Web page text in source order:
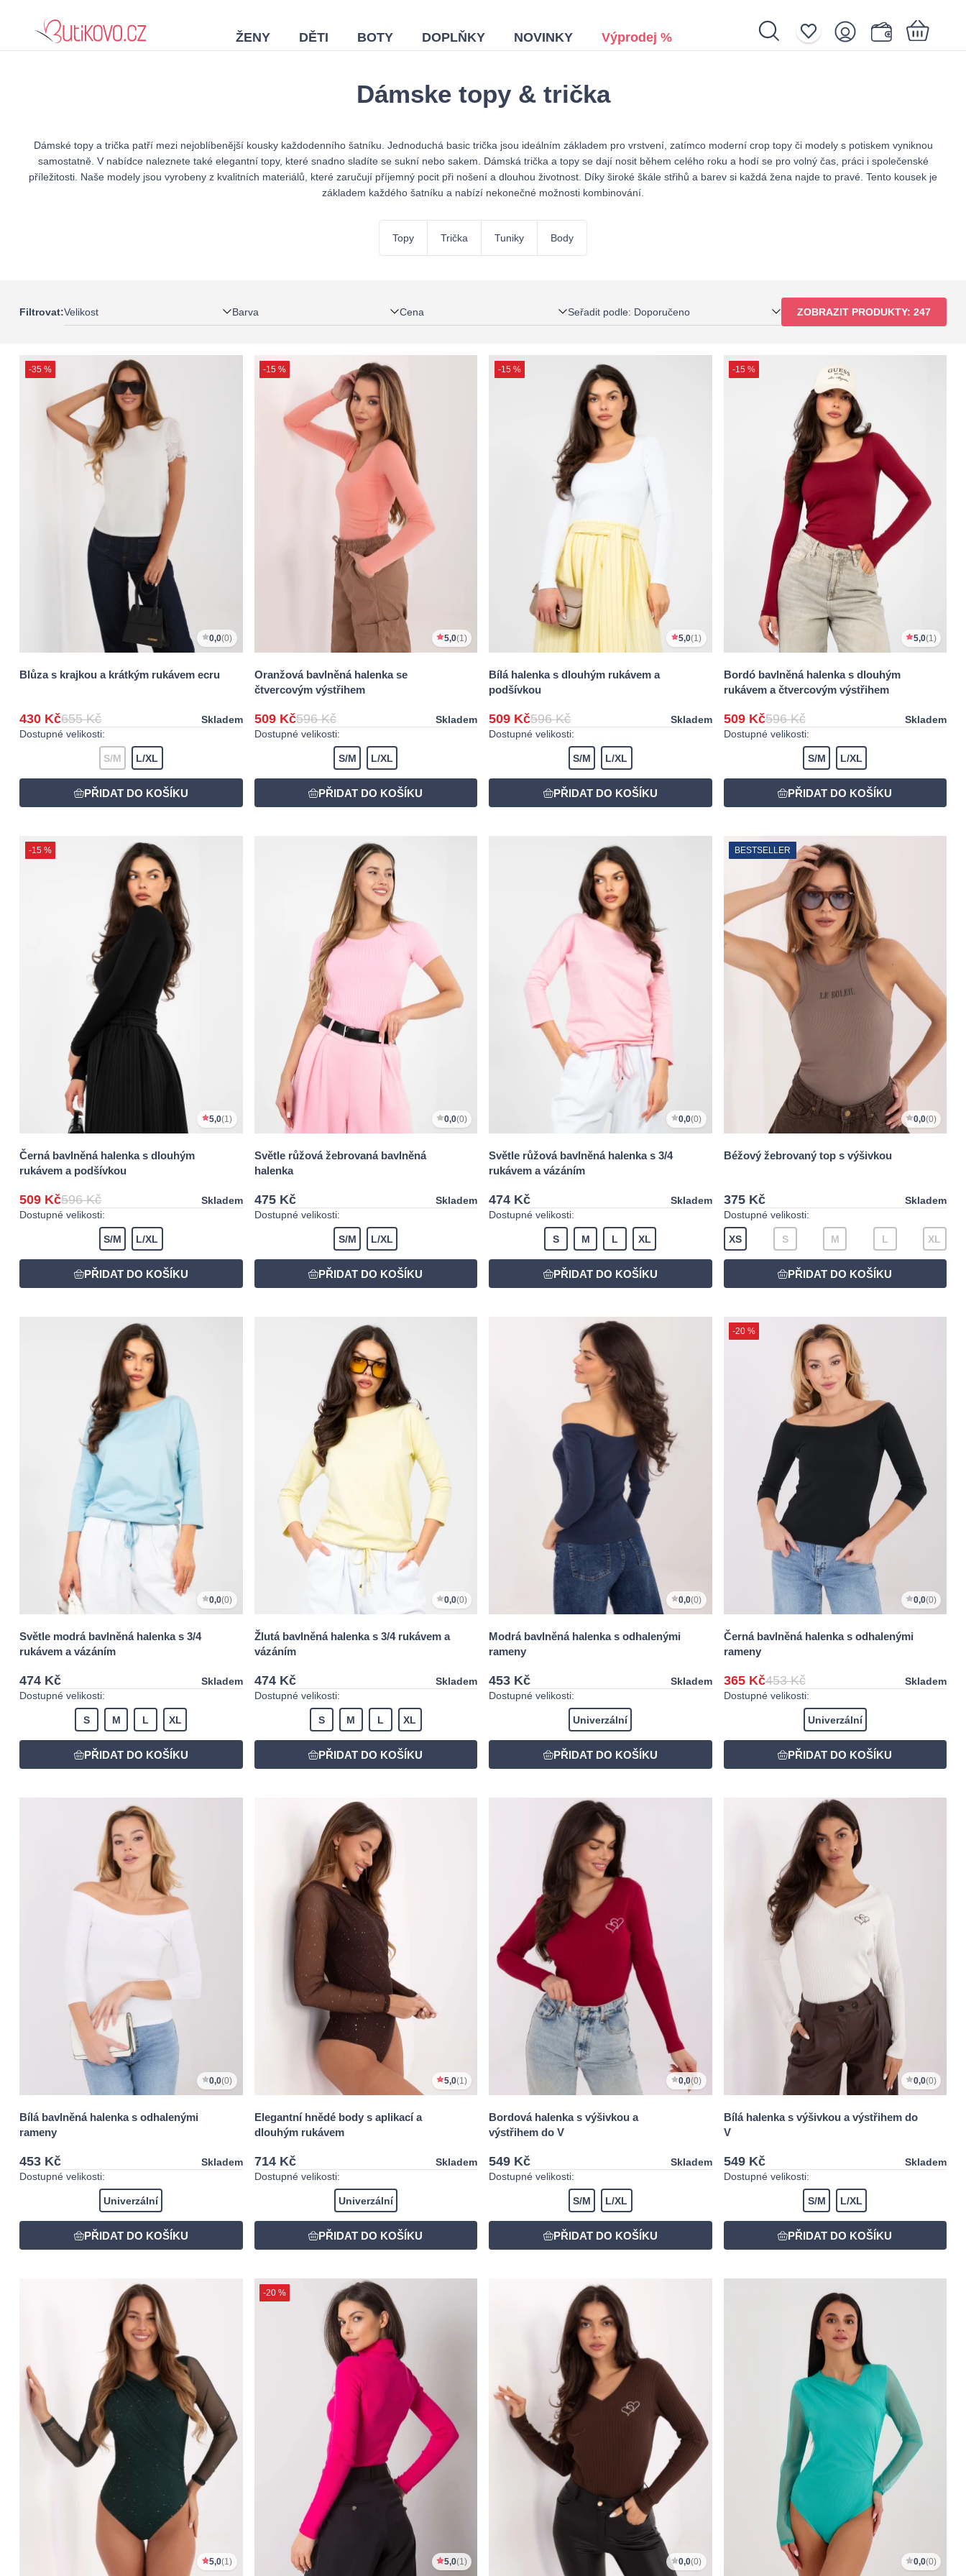
ŽENY DĚTI BOTY DOPLŇKY NOVINKY Výprodej %
Dámske topy & trička
Dámské topy a trička patří mezi nejoblíbenější kousky každodenního šatníku. Jednoduchá basic trička jsou ideálním základem pro vrstvení, zatímco moderní crop topy či modely s potiskem vyniknou
samostatně. V nabídce naleznete také elegantní topy, které snadno sladíte se sukní nebo sakem. Dámská trička a topy se dají nosit během celého roku a hodí se pro volný čas, práci i společenské
příležitosti. Naše modely jsou vyrobeny z kvalitních materiálů, které zaručují příjemný pocit při nošení a dlouhou životnost. Díky široké škále střihů a barev si každá žena najde to pravé. Tento kousek je
základem každého šatníku a nabízí nekonečné možnosti kombinování.
Topy Trička Tuniky Body
Filtrovat:Velikost Barva Cena Seřadit podle: Doporučeno ZOBRAZIT PRODUKTY: 247
-35 %
0,0(0)
Blůza s krajkou a krátkým rukávem ecru
430 Kč655 Kč
Skladem
Dostupné velikosti:
S/M L/XL
-15 %
5,0(1)
Oranžová bavlněná halenka se
čtvercovým výstřihem
509 Kč596 Kč
Skladem
Dostupné velikosti:
S/M L/XL
-15 %
5,0(1)
Bílá halenka s dlouhým rukávem a
podšívkou
509 Kč596 Kč
Skladem
Dostupné velikosti:
S/M L/XL
-15 %
5,0(1)
Bordó bavlněná halenka s dlouhým
rukávem a čtvercovým výstřihem
509 Kč596 Kč
Skladem
Dostupné velikosti:
S/M L/XL
-15 %
5,0(1)
Černá bavlněná halenka s dlouhým
rukávem a podšívkou
509 Kč596 Kč
Skladem
Dostupné velikosti:
S/M L/XL
0,0(0)
Světle růžová žebrovaná bavlněná
halenka
475 Kč
Skladem
Dostupné velikosti:
S/M L/XL
0,0(0)
Světle růžová bavlněná halenka s 3/4
rukávem a vázáním
474 Kč
Skladem
Dostupné velikosti:
S M L XL
BESTSELLER
0,0(0)
Béžový žebrovaný top s výšivkou
375 Kč
Skladem
Dostupné velikosti:
XS S M L XL
0,0(0)
Světle modrá bavlněná halenka s 3/4
rukávem a vázáním
474 Kč
Skladem
Dostupné velikosti:
S M L XL
0,0(0)
Žlutá bavlněná halenka s 3/4 rukávem a
vázáním
474 Kč
Skladem
Dostupné velikosti:
S M L XL
0,0(0)
Modrá bavlněná halenka s odhalenými
rameny
453 Kč
Skladem
Dostupné velikosti:
Univerzální
-20 %
0,0(0)
Černá bavlněná halenka s odhalenými
rameny
365 Kč453 Kč
Skladem
Dostupné velikosti:
Univerzální
0,0(0)
Bílá bavlněná halenka s odhalenými
rameny
453 Kč
Skladem
Dostupné velikosti:
Univerzální
5,0(1)
Elegantní hnědé body s aplikací a
dlouhým rukávem
714 Kč
Skladem
Dostupné velikosti:
Univerzální
0,0(0)
Bordová halenka s výšivkou a
výstřihem do V
549 Kč
Skladem
Dostupné velikosti:
S/M L/XL
0,0(0)
Bílá halenka s výšivkou a výstřihem do
V
549 Kč
Skladem
Dostupné velikosti:
S/M L/XL
5,0(1)
-20 %
5,0(1) 0,0(0) 0,0(0)